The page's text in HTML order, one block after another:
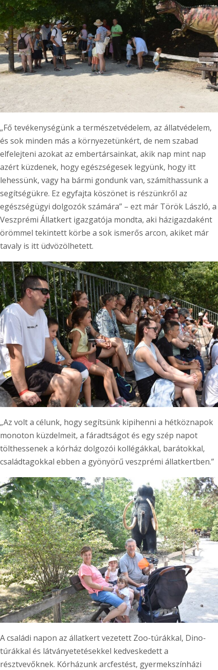
„Fő tevékenységünk a természetvédelem, az állatvédelem,
és sok minden más a környezetünkért, de nem szabad
elfelejteni azokat az embertársainkat, akik nap mint nap
azért küzdenek, hogy egészségesek legyünk, hogy itt
lehessünk, vagy ha bármi gondunk van, számíthassunk a
segítségükre. Ez egyfajta köszönet is részünkről az
egészségügyi dolgozók számára” – ezt már Török László, a
Veszprémi Állatkert igazgatója mondta, aki házigazdaként
örömmel tekintett körbe a sok ismerős arcon, akiket már
tavaly is itt üdvözölhetett.
„Az volt a célunk, hogy segítsünk kipihenni a hétköznapok
monoton küzdelmeit, a fáradtságot és egy szép napot
tölthessenek a kórház dolgozói kollégákkal, barátokkal,
családtagokkal ebben a gyönyörű veszprémi állatkertben.”
A családi napon az állatkert vezetett Zoo-túrákkal, Dino-
túrákkal és látványetetésekkel kedveskedett a
résztvevőknek. Kórházunk arcfestést, gyermekszínházi